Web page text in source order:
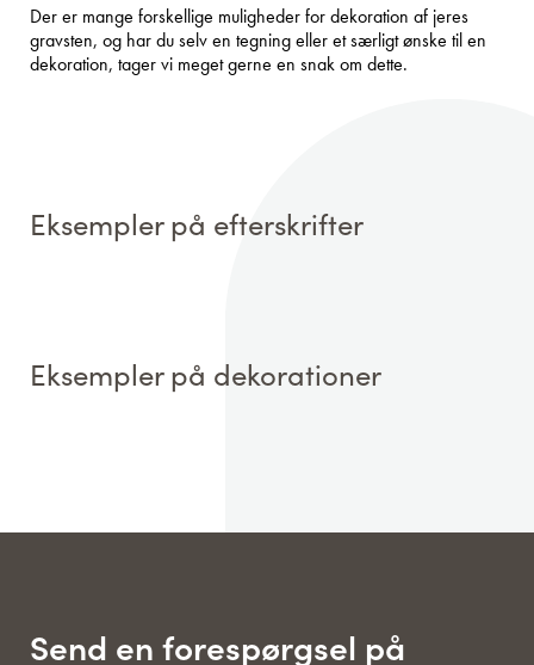
Der er mange forskellige muligheder for dekoration af jeres
gravsten, og har du selv en tegning eller et særligt ønske til en
dekoration, tager vi meget gerne en snak om dette.
Eksempler på efterskrifter
Eksempler på dekorationer
Send en forespørgsel på